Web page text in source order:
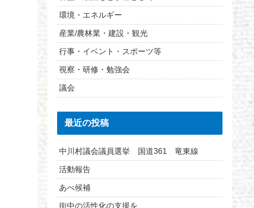
環境・エネルギー
産業/農林業・建設・観光
行事・イベント・スポーツ等
視察・研修・勉強会
議会
最近の投稿
中川村議会議員選挙 国道361 竜東線
活動報告
あべ候補
街中の活性化の支援を